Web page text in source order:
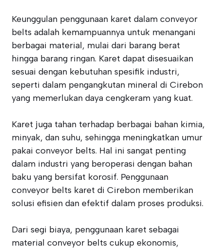
Keunggulan penggunaan karet dalam conveyor
belts adalah kemampuannya untuk menangani
berbagai material, mulai dari barang berat
hingga barang ringan. Karet dapat disesuaikan
sesuai dengan kebutuhan spesifik industri,
seperti dalam pengangkutan mineral di Cirebon
yang memerlukan daya cengkeram yang kuat.
Karet juga tahan terhadap berbagai bahan kimia,
minyak, dan suhu, sehingga meningkatkan umur
pakai conveyor belts. Hal ini sangat penting
dalam industri yang beroperasi dengan bahan
baku yang bersifat korosif. Penggunaan
conveyor belts karet di Cirebon memberikan
solusi efisien dan efektif dalam proses produksi.
Dari segi biaya, penggunaan karet sebagai
material conveyor belts cukup ekonomis,